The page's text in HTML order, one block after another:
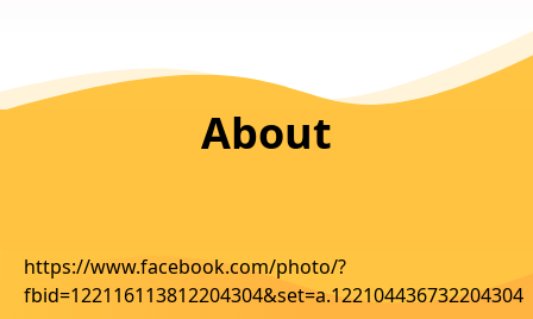
About
https://www.facebook.com/photo/?
fbid=122116113812204304&set=a.122104436732204304